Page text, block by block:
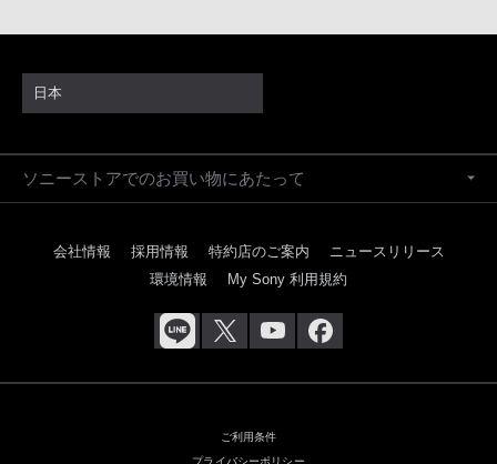
日本
ソニーストアでのお買い物にあたって
会社情報 採用情報 特約店のご案内
ニュースリリース
環境情報
My Sony 利用規約
ご利用条件
プライバシーポリシー